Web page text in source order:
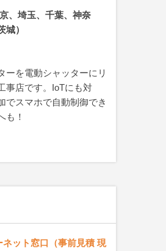
、埼玉、千葉、神奈
城）
ーを電動シャッターにリ
事店です。IoTにも対
でスマホで自動制御でき
も！
ット窓口（事前見積 現